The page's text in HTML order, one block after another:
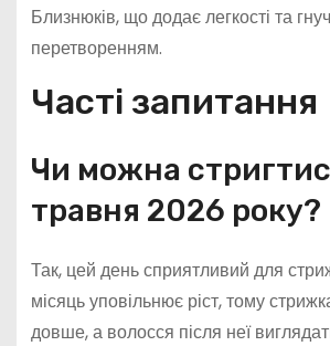
Близнюків, що додає легкості та
перетворенням.
Часті запитання
Чи можна
травня 2026 року?
Так, цей день сприятливий для
місяць уповільнює ріст, тому
довше, а волосся після неї